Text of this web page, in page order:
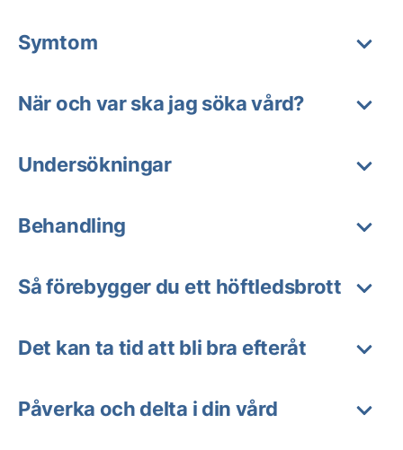
Symtom
När och var ska jag söka vård?
Undersökningar
Behandling
Så förebygger du ett höftledsbrott
Det kan ta tid att bli bra efteråt
Påverka och delta i din vård